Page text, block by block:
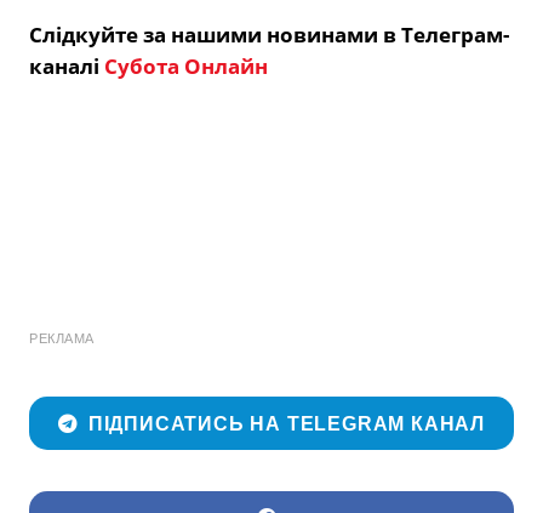
Слідкуйте за нашими новинами в Телеграм-
каналі Субота Онлайн
РЕКЛАМА
ПІДПИСАТИСЬ НА TELEGRAM КАНАЛ